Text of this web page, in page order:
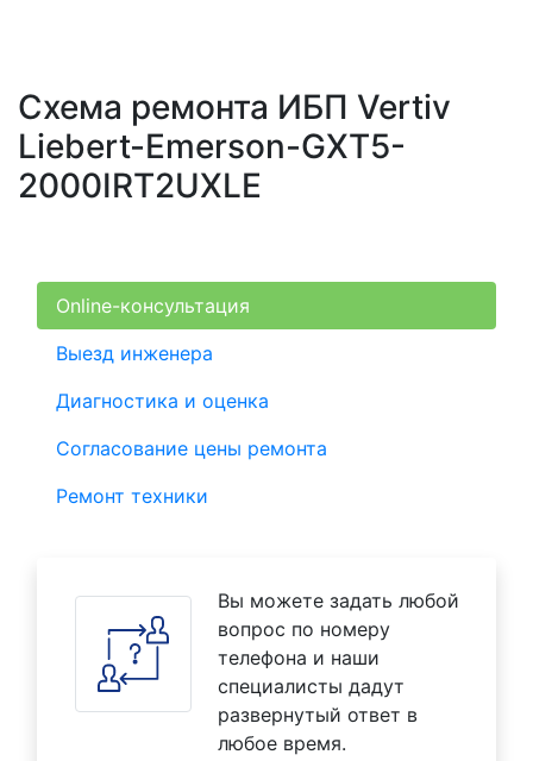
Схема ремонта ИБП Vertiv
Liebert-Emerson-GXT5-
2000IRT2UXLE
Online-консультация
Выезд инженера
Диагностика и оценка
Согласование цены ремонта
Ремонт техники
Вы можете задать любой
вопрос по номеру
телефона и наши
специалисты дадут
развернутый ответ в
любое время.